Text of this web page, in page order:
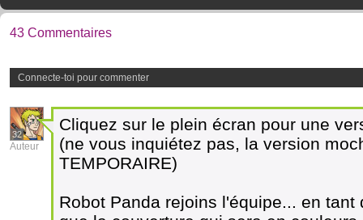
43 Commentaires
Connecte-toi pour commenter
32
Auteur
Cliquez sur le plein écran pour une
(ne vous inquiétez pas, la version
TEMPORAIRE)
Robot Panda rejoins l'équipe... en